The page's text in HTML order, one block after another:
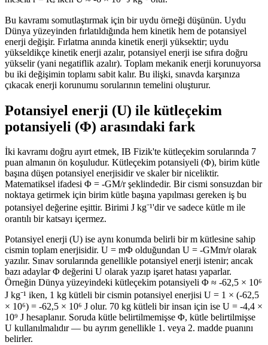
Bu kavramı somutlaştırmak için bir uydu örneği düşünün. Uydu
Dünya yüzeyinden fırlatıldığında hem kinetik hem de potansiyel
enerji değişir. Fırlatma anında kinetik enerji yüksektir; uydu
yükseldikçe kinetik enerji azalır, potansiyel enerji ise sıfıra doğru
yükselir (yani negatiflik azalır). Toplam mekanik enerji korunuyorsa
bu iki değişimin toplamı sabit kalır. Bu ilişki, sınavda karşınıza
çıkacak enerji korunumu sorularının temelini oluşturur.
Potansiyel enerji (U) ile kütleçekim
potansiyeli (Φ) arasındaki fark
İki kavramı doğru ayırt etmek, IB Fizik'te kütleçekim sorularında 7
puan almanın ön koşuludur. Kütleçekim potansiyeli (Φ), birim kütle
başına düşen potansiyel enerjisidir ve skaler bir niceliktir.
Matematiksel ifadesi Φ = -GM/r şeklindedir. Bir cismi sonsuzdan bir
noktaya getirmek için birim kütle başına yapılması gereken iş bu
potansiyel değerine eşittir. Birimi J kg⁻¹'dir ve sadece kütle m ile
orantılı bir katsayı içermez.
Potansiyel enerji (U) ise aynı konumda belirli bir m kütlesine sahip
cismin toplam enerjisidir. U = mΦ olduğundan U = -GMm/r olarak
yazılır. Sınav sorularında genellikle potansiyel enerji istenir; ancak
bazı adaylar Φ değerini U olarak yazıp işaret hatası yaparlar.
Örneğin Dünya yüzeyindeki kütleçekim potansiyeli Φ ≈ -62,5 × 10⁶
J kg⁻¹ iken, 1 kg kütleli bir cismin potansiyel enerjisi U = 1 × (-62,5
× 10⁶) = -62,5 × 10⁶ J olur. 70 kg kütleli bir insan için ise U = -4,4 ×
10⁹ J hesaplanır. Soruda kütle belirtilmemişse Φ, kütle belirtilmişse
U kullanılmalıdır — bu ayrım genellikle 1. veya 2. madde puanını
belirler.